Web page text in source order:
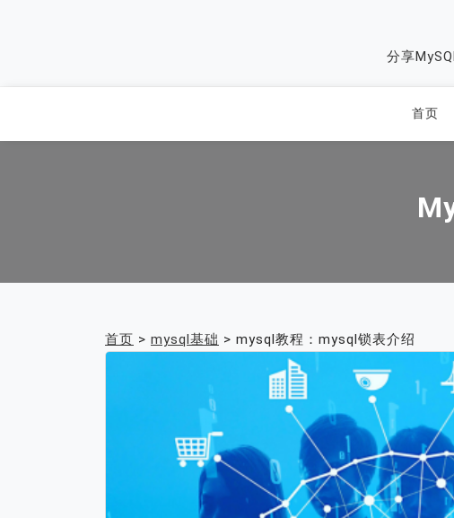
分享
首页
首页 > mysql基础 > mysql教程：mysql锁表介绍